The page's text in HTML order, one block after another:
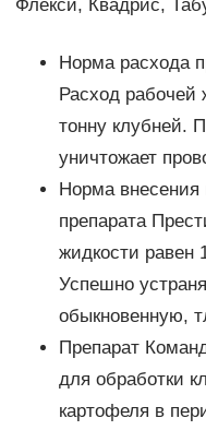
Флекси, Квадрис,
Норма расхода
Расход рабочей
тонну клубней.
уничтожает
Норма внесения
препарата
жидкости равен
Успешно
обыкновенную,
Препарат
для обработки
картофеля в